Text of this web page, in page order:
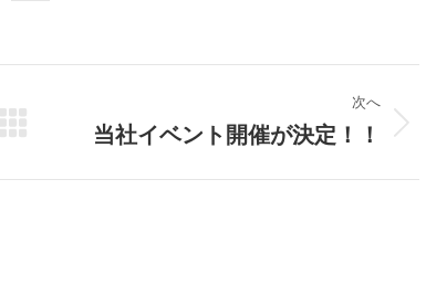
次へ
当社イベント開催が決定！！